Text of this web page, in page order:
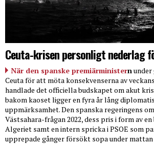
Ceuta-krisen personligt nederlag
När den spanske premiärministern
Ceuta för att möta konsekvenserna av
handlade det officiella budskapet om akut
bakom kaoset ligger en fyra år lång
uppmärksamhet. Den spanska regeringens
Västsahara-frågan 2022, dess pris i form av
Algeriet samt en intern spricka i PSOE som
upprepade gånger försökt sopa under